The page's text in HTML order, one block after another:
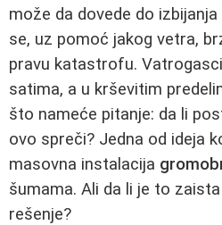
može da dovede do
se, uz pomoć jakog vetra,
pravu katastrofu.
satima, a u krševitim
što nameće pitanje: da li
ovo spreči? Jedna od ideja
masovna instalacija
šumama. Ali da li je to
rešenje?